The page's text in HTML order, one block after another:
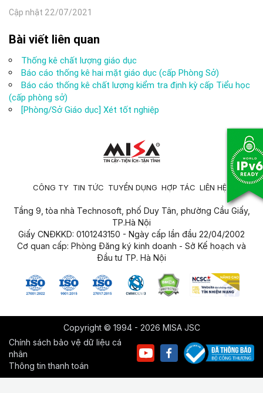
Cập nhật 22/07/2021
Bài viết liên quan
Thống kê chất lượng giáo dục
Báo cáo thống kê hai mặt giáo dục (cấp Phòng Sở)
Báo cáo thống kê chất lượng kiểm tra định kỳ cấp Tiểu học
(cấp phòng sở)
[Phòng/Sở Giáo dục] Xét tốt nghiệp
CÔNG TY TIN TỨC TUYỂN DỤNG HỢP TÁC LIÊN HỆ
Tầng 9, tòa nhà Technosoft, phố Duy Tân, phường Cầu Giấy,
TP.Hà Nội
Giấy CNĐKKD: 0101243150 - Ngày cấp lần đầu 22/04/2002
Cơ quan cấp: Phòng Đăng ký kinh doanh - Sở Kế hoạch và
Đầu tư TP. Hà Nội
Copyright © 1994 - 2026 MISA JSC
Chính sách bảo vệ dữ liệu cá
nhân
Thông tin thanh toán